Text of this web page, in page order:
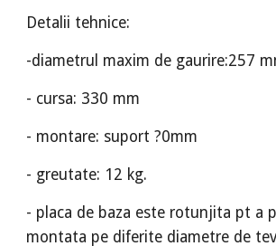
Detalii tehnice:
-diametrul maxim de gaurire:257
- cursa: 330 mm
- montare: suport ?0mm
- greutate: 12 kg.
- placa de baza este rotunjita pt a
montata pe diferite diametre de